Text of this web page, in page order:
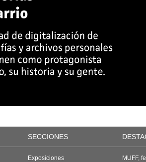
SECCIONES
Exposiciones
MUFF,